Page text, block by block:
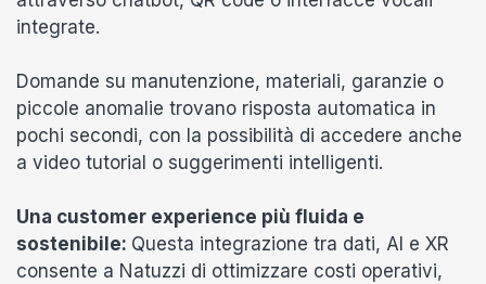
integrate.
Domande su manutenzione, materiali, garanzie o
piccole anomalie trovano risposta automatica in
pochi secondi, con la possibilità di accedere anche
a video tutorial o suggerimenti intelligenti.
Una customer experience più fluida e
sostenibile: Questa integrazione tra dati, AI e XR
consente a Natuzzi di ottimizzare costi operativi,